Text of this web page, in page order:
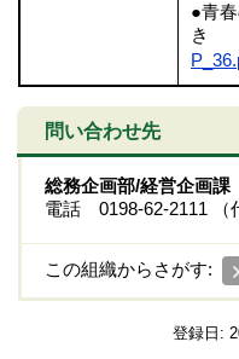
●青
き
問い合わせ先
総務企画部/経営企画課
電話 0198-62-2111 （
この組織からさがす:
登録日: